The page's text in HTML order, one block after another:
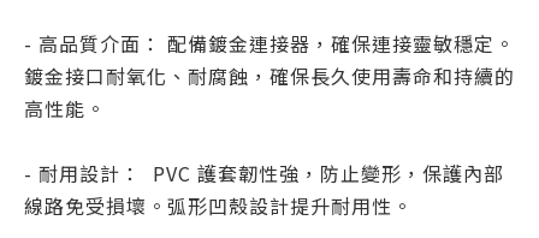
- 高品質介面： 配備鍍金連接器，確保連接靈敏穩定。
鍍金接口耐氧化、耐腐蝕，確保長久使用壽命和持續的
高性能。
- 耐用設計： PVC 護套韌性強，防止變形，保護內部
線路免受損壞。弧形凹殼設計提升耐用性。